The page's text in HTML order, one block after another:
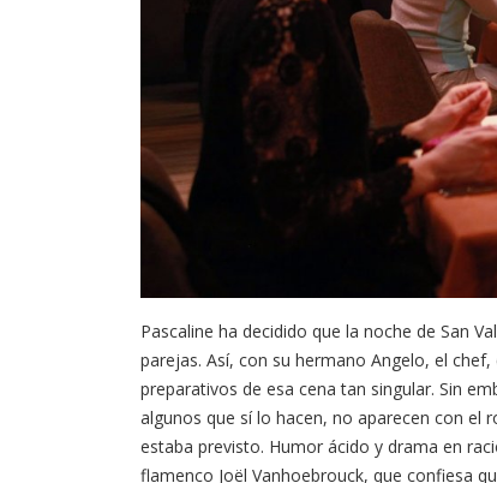
Pascaline ha decidido que la noche de San
parejas. Así, con su hermano Angelo, el
preparativos de esa cena tan singular. Sin
algunos que sí lo hacen, no aparecen con el
estaba previsto. Humor ácido y drama en
flamenco Joël Vanhoebrouck, que confiesa